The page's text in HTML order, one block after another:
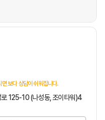
보다 상담이 쉬워집니다.
125-10 (나성동, 조이타워)4